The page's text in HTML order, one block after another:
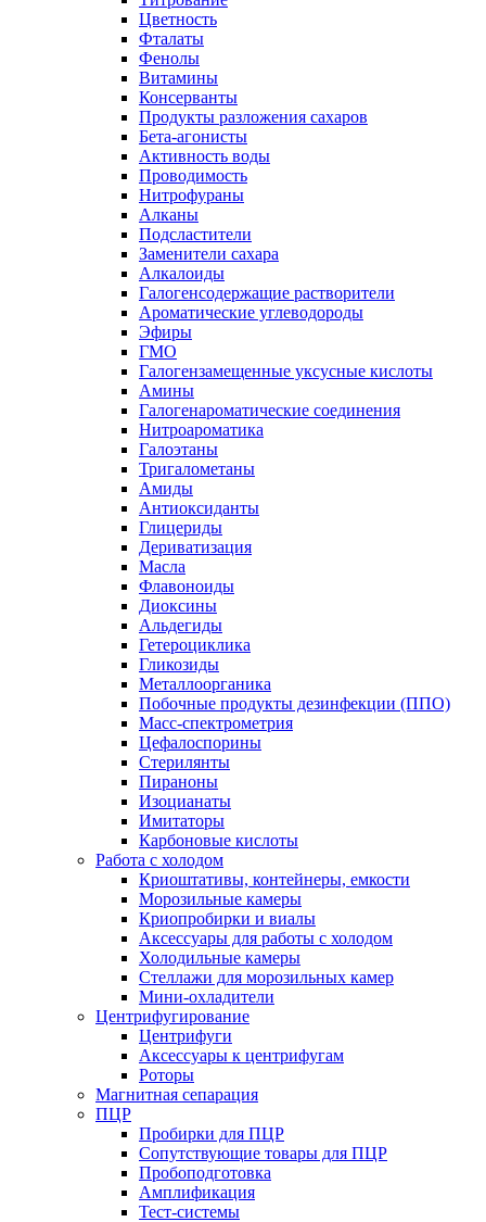
Цветность
Фталаты
Фенолы
Витамины
Консерванты
Продукты разложения сахаров
Бета-агонисты
Активность воды
Проводимость
Нитрофураны
Алканы
Подсластители
Заменители сахара
Алкалоиды
Галогенсодержащие растворители
Ароматические углеводороды
Эфиры
ГМО
Галогензамещенные уксусные кислоты
Амины
Галогенароматические соединения
Нитроароматика
Галоэтаны
Тригалометаны
Амиды
Антиоксиданты
Глицериды
Дериватизация
Масла
Флавоноиды
Диоксины
Альдегиды
Гетероциклика
Гликозиды
Металлоорганика
Побочные продукты дезинфекции (ППО)
Масс-спектрометрия
Цефалоспорины
Стерилянты
Пираноны
Изоцианаты
Имитаторы
Карбоновые кислоты
Работа с холодом
Криоштативы, контейнеры, емкости
Морозильные камеры
Криопробирки и виалы
Аксессуары для работы с холодом
Холодильные камеры
Стеллажи для морозильных камер
Мини-охладители
Центрифугирование
Центрифуги
Аксессуары к центрифугам
Роторы
Магнитная сепарация
ПЦР
Пробирки для ПЦР
Сопутствующие товары для ПЦР
Пробоподготовка
Амплификация
Тест-системы